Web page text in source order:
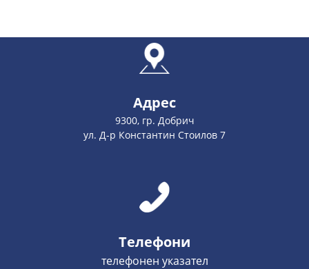
Адрес
9300, гр. Добрич
ул. Д-р Константин Стоилов 7
Телефони
телефонен указател